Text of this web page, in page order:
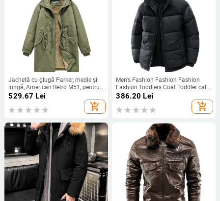
Jachetă cu glugă Parker, medie și
lungă, American Retro M51, pentru
bărbați, toamnă și iarnă
529.67 Lei
add_shopping_cart
Men's Fashion Fashion Fashion
Fashion Toddlers Coat Toddler cald
de bumbac cu glugă și guler de
386.20 Lei
add_shopping_cart